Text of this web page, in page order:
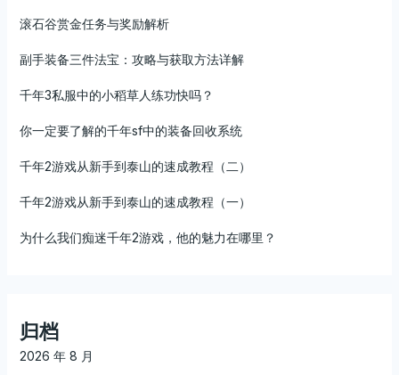
滚石谷赏金任务与奖励解析
副手装备三件法宝：攻略与获取方法详解
千年3私服中的小稻草人练功快吗？
你一定要了解的千年sf中的装备回收系统
千年2游戏从新手到泰山的速成教程（二）
千年2游戏从新手到泰山的速成教程（一）
为什么我们痴迷千年2游戏，他的魅力在哪里？
归档
2026 年 8 月